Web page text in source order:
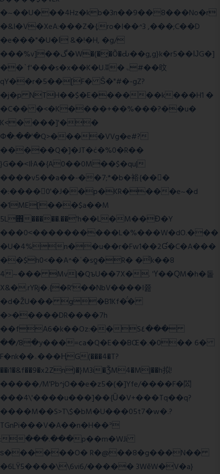
�~��U���4Hz�kb�3n��9��8���No�r
�&I�V�XeA:���Z�{;ro�I��^3 ,���;C��D
�e���"�U�ǀ &�!�H, �g/
���%v]��گ�W�(�̟�Õ�Ԃ��g,g}k�r5��ĲG�]
��`f'���s�x��K�U.ʬ�ۃ#��旼
qY��r�5��[F� Ŝ�"#�-gZ?
�j�p NTH��$�E������k���H1 �
�C�� �<�K����+��%���?��u�
K<����]'��
Փ�:��'�Q>����VVg�e#?
�����Q�]�JT�݁c�%0�R��
}G��˂IŀA�{A0��0M��$�qu|
����v5��a��-��7;*�b�裕{���ً
�:����0'�J��p�KR����e~�d
�1ME[���$a��M
5L΋�����.��'h��L�M��Ɖ�Y
���0˂����������L�%���W�dO.���
�U�4%n��u��r�Fw1��2Ɠ�C�A���
��$h0<��A^�ʿ�sƍ�R� �͗k��8
4~��� Mv|�QъU��7X�. 'Ү��ԚM�h�돝
X&�.rYRj�.{�R'��NbV����I쯆
�d�ŽU��� g�B1Kf�̈́�
�>�����DR����7h
��fA6�k��Oz:��S٤���
��/8�y���=ca�Q�E��BŒ�.�0�� 6�
F�nk��ۦ���ҢG(���4�T?
��i1�&f��9�x2Zn)�}M3i�ǮM4�M|��h拟!
�����/M'Pb^jO��e�z5�(�]Yfe/����F�閦
���4\'����u���]��{Ȕ�V+���Tq��q?
����M��S>T\$�bM�U���05t7�w�.?
TGnPi���V�A��n�H��ᐣ
:���.���p��m�WJi
ѕ������O� R�@��8�g���N��
�6LŸ5����\\6vi6/����� 3WěW�V�a}